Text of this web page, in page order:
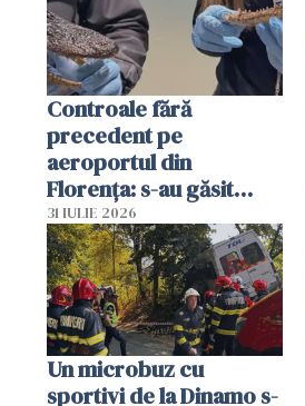
Controale fără
precedent pe
aeroportul din
Florența: s-au găsit
capete de aligator și o
sumă imensă de bani
31 IULIE 2026
Un microbuz cu
sportivi de la Dinamo s-